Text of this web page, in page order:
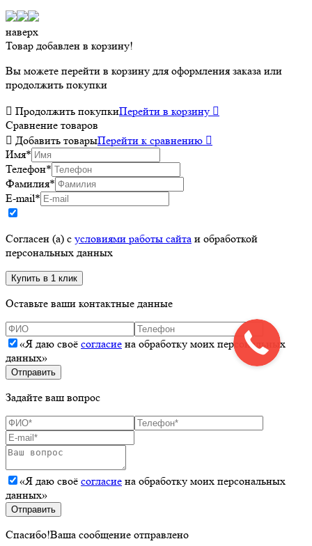
наверх
Товар добавлен в корзину!
Вы можете перейти в корзину для оформления заказа или
продолжить покупки
 Продолжить покупкиПерейти в корзину 
Сравнение товаров
 Добавить товарыПерейти к сравнению 
Имя*
Телефон*
Фамилия*
E-mail*
Согласен (а) с условиями работы сайта и обработкой
персональных данных
Оставьте ваши контактные данные
«Я даю своё согласие на обработку моих персональных
данных»
Задайте ваш вопрос
«Я даю своё согласие на обработку моих персональных
данных»
Спасибо!Ваша сообщение отправлено